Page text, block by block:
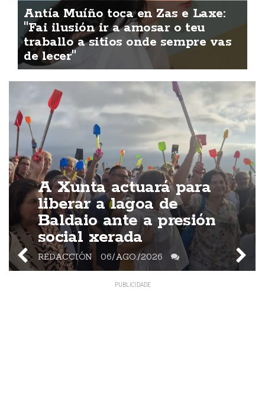
Antía Muíño toca en Zas e Laxe:
"Fai ilusión ir a amosar o teu
traballo a sitios onde sempre vas
de lecer"
A Xunta actuará para
liberar a lagoa de
Baldaio ante a presión
social xerada
REDACCIÓN 06/AGO./2026
A veciñanza mantñen a
concentración prevista para esta